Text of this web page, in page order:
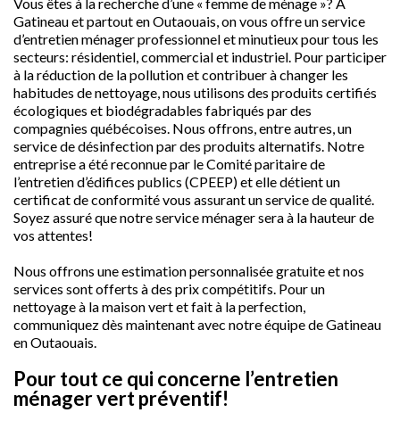
Gatineau et partout en Outaouais, on vous offre un service
d’entretien ménager professionnel et minutieux pour tous les
secteurs: résidentiel, commercial et industriel. Pour participer
à la réduction de la pollution et contribuer à changer les
habitudes de nettoyage, nous utilisons des produits certifiés
écologiques et biodégradables fabriqués par des
compagnies québécoises. Nous offrons, entre autres, un
service de désinfection par des produits alternatifs. Notre
entreprise a été reconnue par le Comité paritaire de
l’entretien d’édifices publics (CPEEP) et elle détient un
certificat de conformité vous assurant un service de qualité.
Soyez assuré que notre service ménager sera à la hauteur de
vos attentes!
Nous offrons une estimation personnalisée gratuite et nos
services sont offerts à des prix compétitifs. Pour un
nettoyage à la maison vert et fait à la perfection,
communiquez dès maintenant avec notre équipe de Gatineau
en Outaouais.
Pour tout ce qui concerne l’entretien
ménager vert préventif!